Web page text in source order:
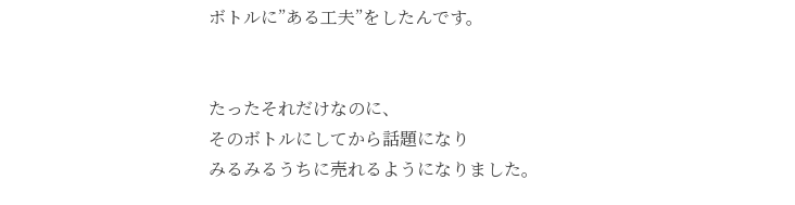
ボトルに”ある工夫”をしたんです。
たったそれだけなのに、
そのボトルにしてから話題になり
みるみるうちに売れるようになりました。